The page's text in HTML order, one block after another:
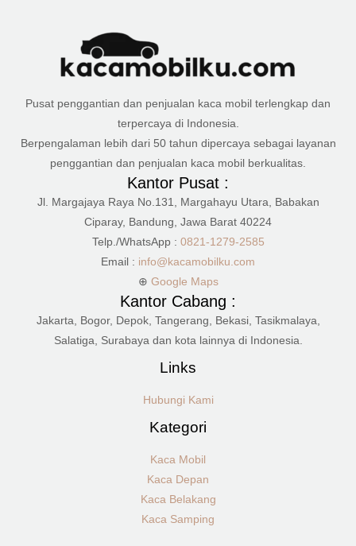
Pusat penggantian dan penjualan kaca mobil terlengkap dan
terpercaya di Indonesia.
Berpengalaman lebih dari 50 tahun dipercaya sebagai layanan
penggantian dan penjualan kaca mobil berkualitas.
Kantor Pusat :
Jl. Margajaya Raya No.131, Margahayu Utara, Babakan
Ciparay, Bandung, Jawa Barat 40224
Telp./WhatsApp : 0821-1279-2585
Email : info@kacamobilku.com
⊕ Google Maps
Kantor Cabang :
Jakarta, Bogor, Depok, Tangerang, Bekasi, Tasikmalaya,
Salatiga, Surabaya dan kota lainnya di Indonesia.
Links
Hubungi Kami
Kategori
Kaca Mobil
Kaca Depan
Kaca Belakang
Kaca Samping